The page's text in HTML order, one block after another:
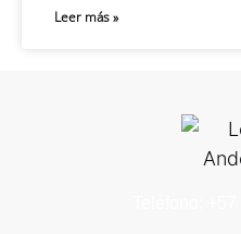
Leer más »